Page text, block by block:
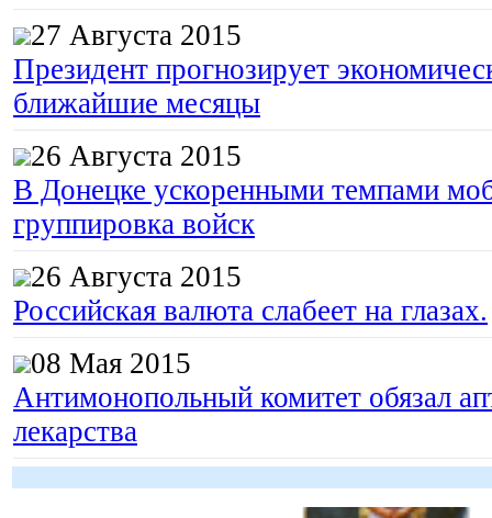
27 Августа 2015
Президент прогнозирует
ближайшие месяцы
26 Августа 2015
В Донецке ускоренными темпами
группировка войск
26 Августа 2015
Российская валюта слабеет на глазах.
08 Мая 2015
Антимонопольный комитет обязал
лекарства